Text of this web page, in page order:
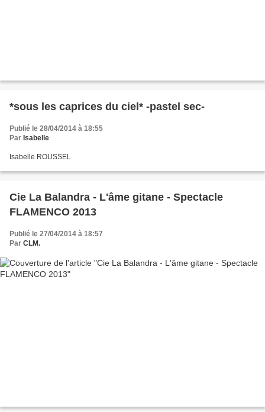
*sous les caprices du ciel* -pastel sec-
Publié le 28/04/2014 à 18:55
Par Isabelle
Isabelle ROUSSEL
Cie La Balandra - L'âme gitane - Spectacle
FLAMENCO 2013
Publié le 27/04/2014 à 18:57
Par CLM.